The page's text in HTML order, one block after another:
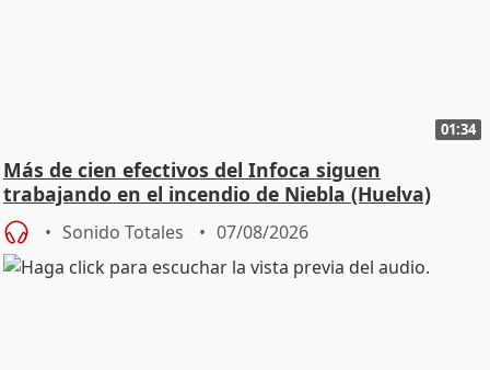
01:34
Más de cien efectivos del Infoca siguen
trabajando en el incendio de Niebla (Huelva)
Sonido Totales 07/08/2026